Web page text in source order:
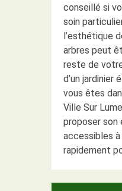
conseillé si
soin
l’esthétique
arbres peut
reste de
d’un jardinier
vous êtes
Ville Sur
proposer son
accessibles
rapidement